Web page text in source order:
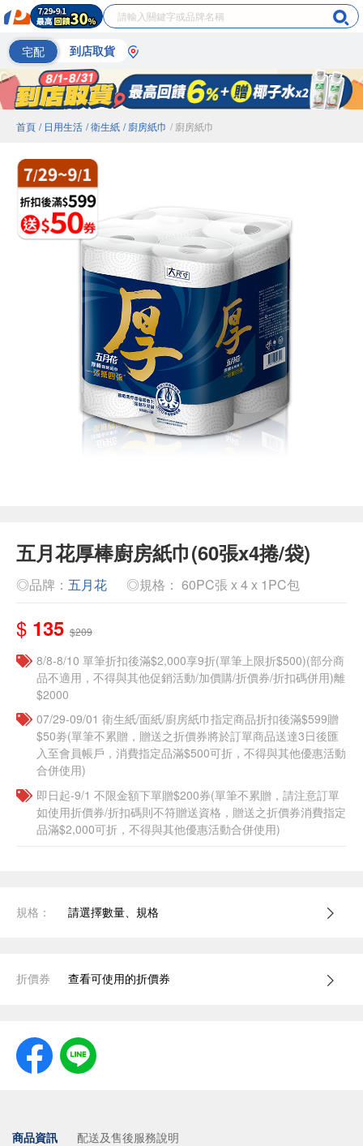
宅配 到店取貨
首頁 / 日用生活 / 衛生紙 / 廚房紙巾 / 廚房紙巾
五月花厚棒廚房紙巾(60張x4捲/袋)
◎品牌： 五月花 ◎規格： 60PC張 x 4 x 1PC包
$ 135 $209
8/8-8/10 單筆折扣後滿$2,000享9折(單筆上限折$500)(部分商
品不適用，不得與其他促銷活動/加價購/折價券/折扣碼併用)離
$2000
07/29-09/01 衛生紙/面紙/廚房紙巾指定商品折扣後滿$599贈
$50劵(單筆不累贈，贈送之折價券將於訂單商品送達3日後匯
入至會員帳戶，消費指定品滿$500可折，不得與其他優惠活動
合併使用)
即日起-9/1 不限金額下單贈$200券(單筆不累贈，請注意訂單
如使用折價券/折扣碼則不符贈送資格，贈送之折價券消費指定
品滿$2,000可折，不得與其他優惠活動合併使用)
規格： 請選擇數量、規格
折價券 查看可使用的折價券
商品資訊 配送及售後服務說明